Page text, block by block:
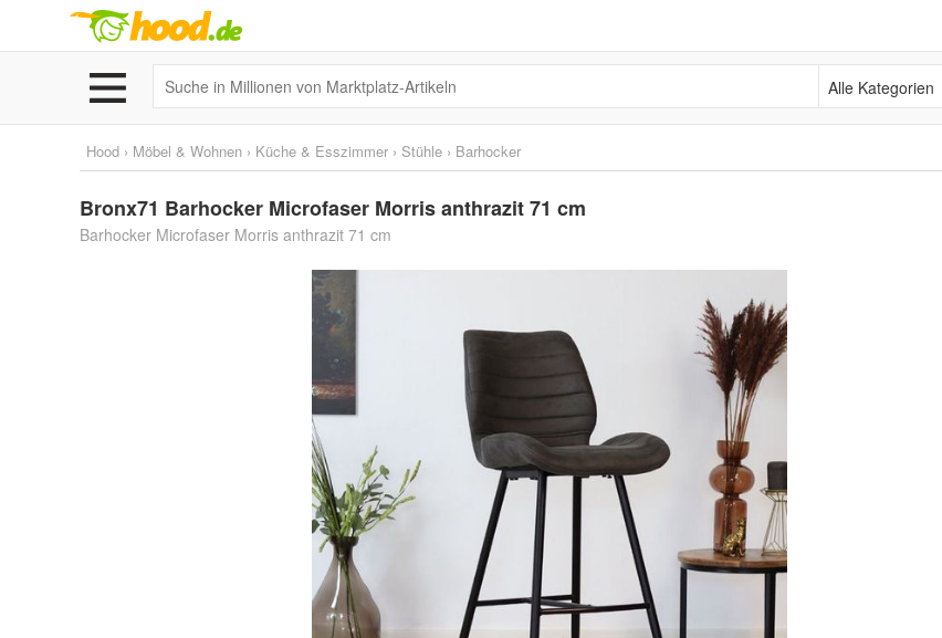
Alle Kategorien
Hood › Möbel & Wohnen › Küche & Esszimmer › Stühle › Barhocker
Bronx71 Barhocker Microfaser Morris anthrazit 71 cm
Barhocker Microfaser Morris anthrazit 71 cm